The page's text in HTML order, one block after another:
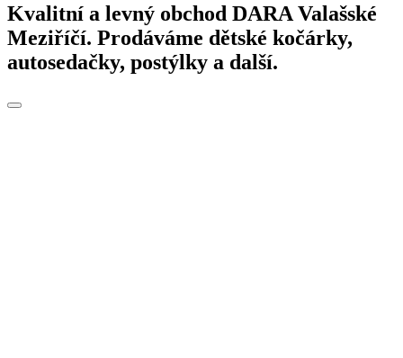
Kvalitní a levný obchod DARA Valašské
Meziříčí. Prodáváme dětské kočárky,
autosedačky, postýlky a další.
Toggle